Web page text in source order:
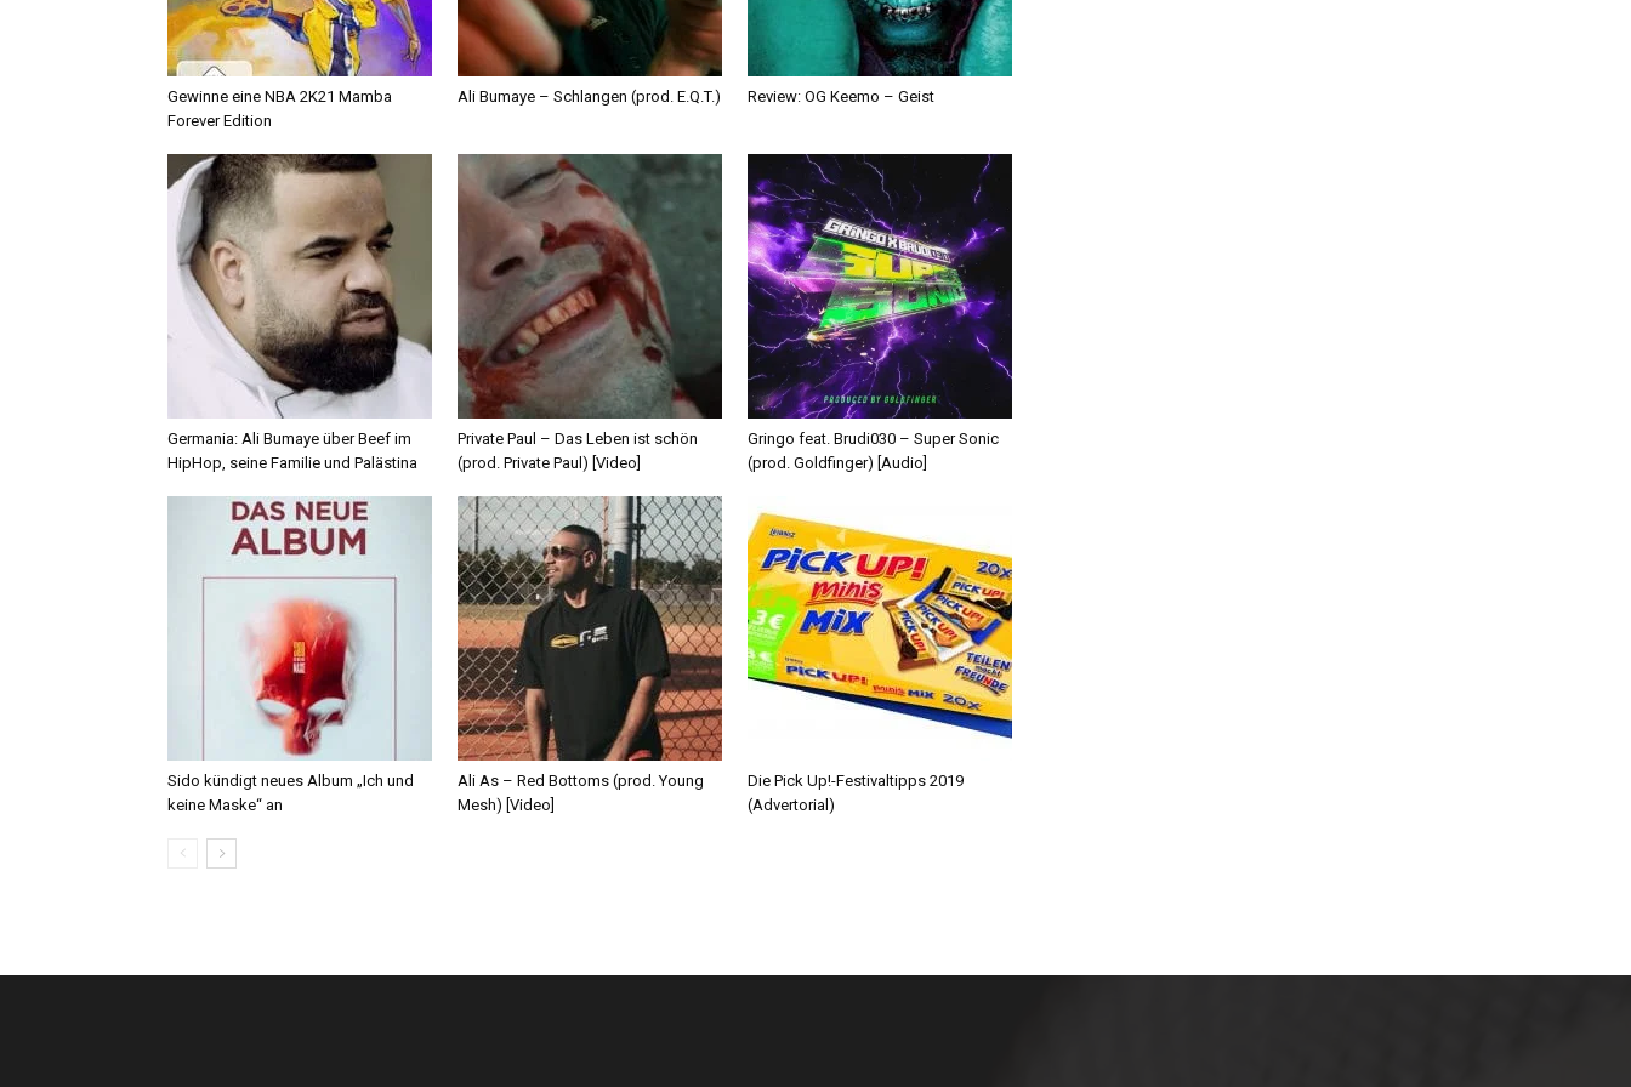
Gewinne eine NBA 2K21 Mamba
Forever Edition
Ali Bumaye – Schlangen (prod. E.Q.T.) Review: OG Keemo – Geist
Germania: Ali Bumaye über Beef im
HipHop, seine Familie und Palästina
Private Paul – Das Leben ist schön
(prod. Private Paul) [Video]
Gringo feat. Brudi030 – Super Sonic
(prod. Goldfinger) [Audio]
Sido kündigt neues Album „Ich und
keine Maske“ an
Ali As – Red Bottoms (prod. Young
Mesh) [Video]
Die Pick Up!-Festivaltipps 2019
(Advertorial)